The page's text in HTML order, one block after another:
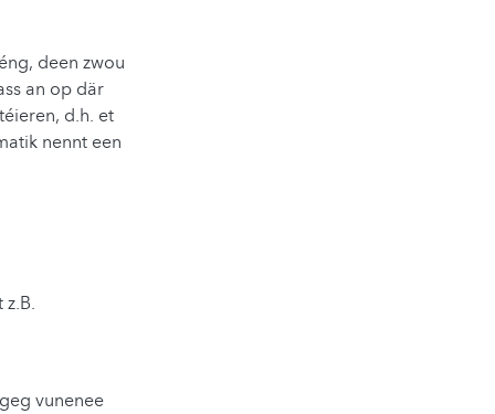
deen zwou
an op där
d.h. et
nennt een
vunenee